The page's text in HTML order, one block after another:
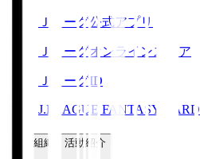
Ｊリーグ公式アプリ
Ｊリーグオンラインストア
ＪリーグID
J.LEAGUE FANTASY CARD
運営組織・活動紹介